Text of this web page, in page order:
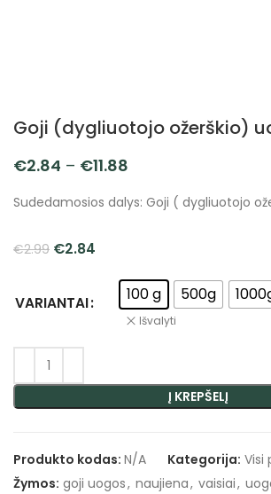
Goji (dygliuotojo ožerškio)
€2.84 – €11.88
Sudedamosios dalys: Goji ( dygliuotojo
€2.99 €2.84
VARIANTAI 100 g 500g
Išvalyti
Į KREPŠELĮ
Produkto kodas: N/A Kategorija: Visi
Žymos: goji uogos, naujiena, vaisiai,